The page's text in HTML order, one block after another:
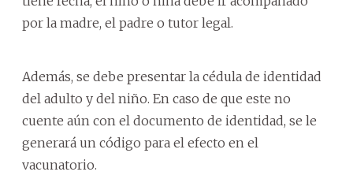
por la madre, el padre o tutor legal.
Además, se debe presentar la cédula de identidad
del adulto y del niño. En caso de que este no
cuente aún con el documento de identidad, se le
generará un código para el efecto en el
vacunatorio.